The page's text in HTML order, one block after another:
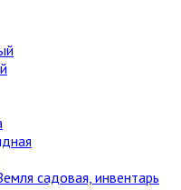
садовая, инвентарь